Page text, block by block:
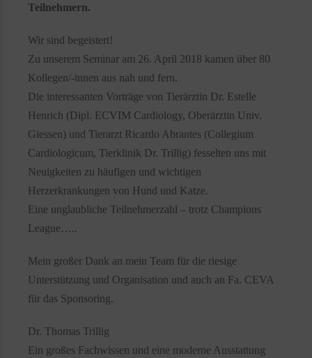
Teilnehmern.
Wir sind begeistert!
Zu unserem Seminar am 26. April 2018 kamen über 80
Kollegen/-innen aus nah und fern.
Die interessanten Vorträge von Tierärztin Dr. Estelle
Henrich (Dipl. ECVIM Cardiology, Oberärztin Univ.
Giessen) und Tierarzt Ricardo Abrantes (Collegium
Cardiologicum, Tierklinik Dr. Trillig) fesselten uns mit
Neuigkeiten zu häufigen und wichtigen
Herzerkrankungen von Hund und Katze.
Eine unglaubliche Teilnehmerzahl – trotz Champions
League…..
Mein großer Dank an mein Team für die riesige
Unterstützung und Organisation und auch an Fa. CEVA
für das Sponsoring.
Dr. Thomas Trillig
Ein großes Fachwissen und eine moderne Ausstattung